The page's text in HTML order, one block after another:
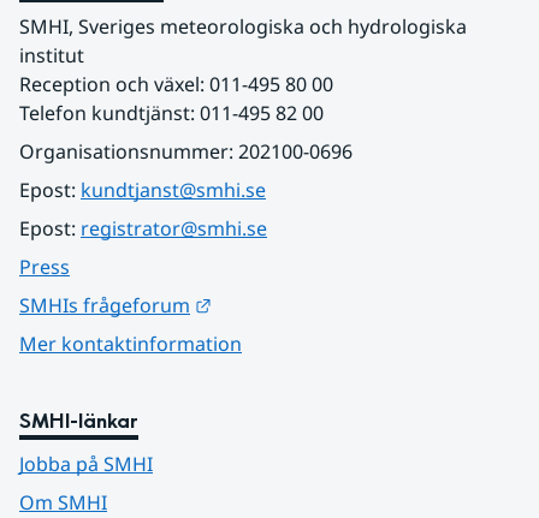
SMHI, Sveriges meteorologiska och hydrologiska
institut
Reception och växel: 011-495 80 00
Telefon kundtjänst: 011-495 82 00
Organisationsnummer: 202100-0696
Epost: kundtjanst@smhi.se
Epost: registrator@smhi.se
Press
SMHIs frågeforum
Mer kontaktinformation
SMHI-länkar
Jobba på SMHI
Om SMHI